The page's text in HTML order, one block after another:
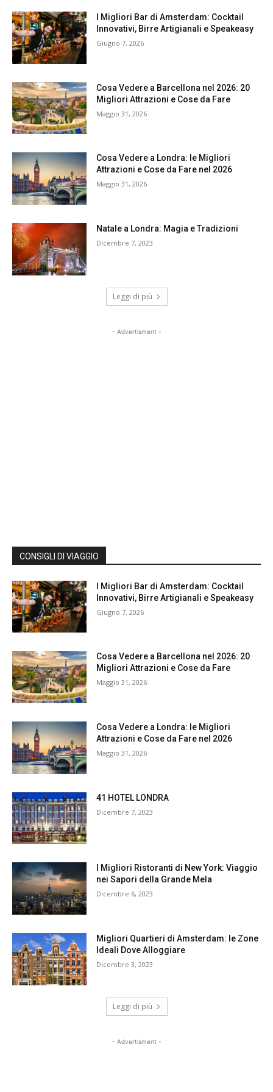
I Migliori Bar di Amsterdam: Cocktail
Innovativi, Birre Artigianali e Speakeasy
Giugno 7, 2026
Cosa Vedere a Barcellona nel 2026: 20
Migliori Attrazioni e Cose da Fare
Maggio 31, 2026
Cosa Vedere a Londra: le Migliori
Attrazioni e Cose da Fare nel 2026
Maggio 31, 2026
Natale a Londra: Magia e Tradizioni
Dicembre 7, 2023
Leggi di più
- Advertisment -
CONSIGLI DI VIAGGIO
I Migliori Bar di Amsterdam: Cocktail
Innovativi, Birre Artigianali e Speakeasy
Giugno 7, 2026
Cosa Vedere a Barcellona nel 2026: 20
Migliori Attrazioni e Cose da Fare
Maggio 31, 2026
Cosa Vedere a Londra: le Migliori
Attrazioni e Cose da Fare nel 2026
Maggio 31, 2026
41 HOTEL LONDRA
Dicembre 7, 2023
I Migliori Ristoranti di New York: Viaggio
nei Sapori della Grande Mela
Dicembre 6, 2023
Migliori Quartieri di Amsterdam: le Zone
Ideali Dove Alloggiare
Dicembre 3, 2023
Leggi di più
- Advertisment -